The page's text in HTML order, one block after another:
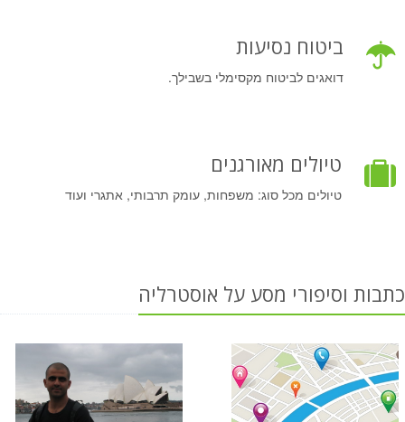
ביטוח נסיעות
דואגים לביטוח מקסימלי בשבילך.
טיולים מאורגנים
טיולים מכל סוג: משפחות, עומק תרבותי, אתגרי ועוד
כתבות וסיפורי מסע על אוסטרליה